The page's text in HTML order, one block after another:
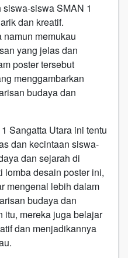
siswa SMAN 1
dan kreatif.
memukau
yang jelas dan
poster tersebut
menggambarkan
budaya dan
Sangatta Utara ini tentu
dan kecintaan siswa-
dan sejarah di
lomba desain poster ini,
mengenal lebih dalam
budaya dan
itu, mereka juga belajar
dan menjadikannya